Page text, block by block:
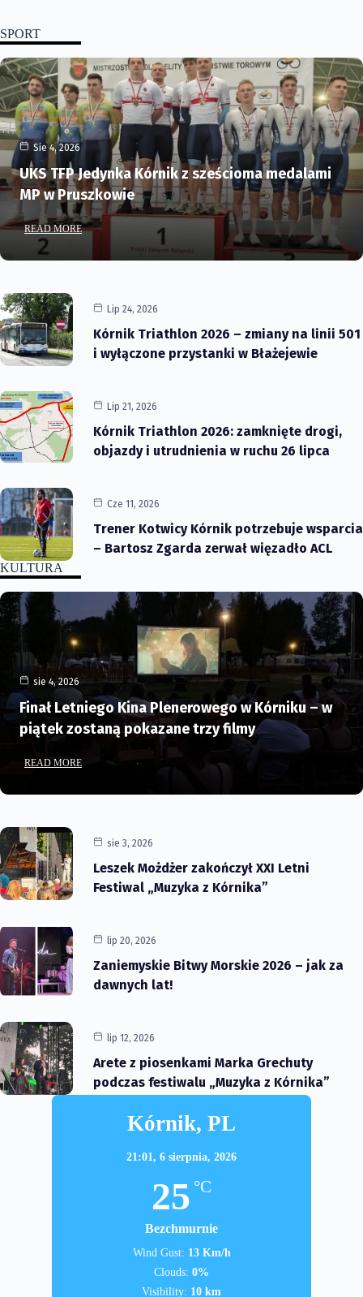
SPORT
Sie 4, 2026
UKS TFP Jedynka Kórnik z sześcioma medalami
MP w Pruszkowie
READ MORE
Lip 24, 2026
Kórnik Triathlon 2026 – zmiany na linii 501
i wyłączone przystanki w Błażejewie
Lip 21, 2026
Kórnik Triathlon 2026: zamknięte drogi,
objazdy i utrudnienia w ruchu 26 lipca
Cze 11, 2026
Trener Kotwicy Kórnik potrzebuje wsparcia
– Bartosz Zgarda zerwał więzadło ACL
KULTURA
sie 4, 2026
Finał Letniego Kina Plenerowego w Kórniku – w
piątek zostaną pokazane trzy filmy
READ MORE
sie 3, 2026
Leszek Możdżer zakończył XXI Letni
Festiwal „Muzyka z Kórnika”
lip 20, 2026
Zaniemyskie Bitwy Morskie 2026 – jak za
dawnych lat!
lip 12, 2026
Arete z piosenkami Marka Grechuty
podczas festiwalu „Muzyka z Kórnika”
Kórnik, PL
21:01, 6 sierpnia, 2026
25 °C
Bezchmurnie
Wind Gust: 13 Km/h
Clouds: 0%
Visibility: 10 km